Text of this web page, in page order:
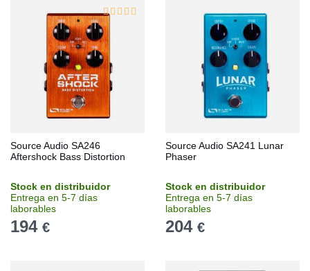
Source Audio SA246
Aftershock Bass Distortion
Stock en distribuidor
Entrega en 5-7 días
laborables
194 €
Source Audio SA241 Lunar
Phaser
Stock en distribuidor
Entrega en 5-7 días
laborables
204 €